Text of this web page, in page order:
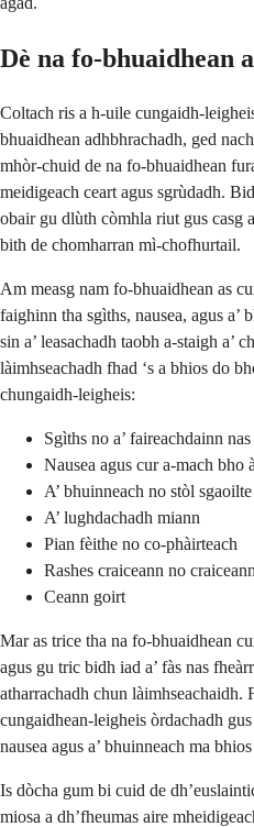
Dè na fo-bhuaidhean
Coltach ris a h-uile cungaidh-
bhuaidhean adhbhrachadh, ged
mhòr-chuid de na fo-bhuaidhean
meidigeach ceart agus sgrùdadh.
obair gu dlùth còmhla riut gus casg
bith de chomharran mì-chofhurtail.
Am measg nam fo-bhuaidhean as
faighinn tha sgìths, nausea, agus a’
sin a’ leasachadh taobh a-staigh a’
làimhseachadh fhad ‘s a bhios do
chungaidh-leigheis:
Sgìths no a’ faireachdainn
Nausea agus cur a-mach bho
A’ bhuinneach no stòl sgaoilte
A’ lughdachadh miann
Pian fèithe no co-phàirteach
Rashes craiceann no
Ceann goirt
Mar as trice tha na fo-bhuaidhean
agus gu tric bidh iad a’ fàs nas
atharrachadh chun làimhseachaidh.
cungaidhean-leigheis òrdachadh
nausea agus a’ bhuinneach ma
Is dòcha gum bi cuid de
miosa a dh’fheumas aire